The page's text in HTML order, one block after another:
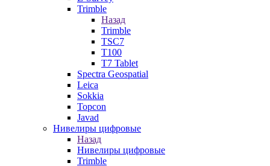
Trimble
Назад
Trimble
TSC7
T100
T7 Tablet
Spectra Geospatial
Leica
Sokkia
Topcon
Javad
Нивелиры цифровые
Назад
Нивелиры цифровые
Trimble